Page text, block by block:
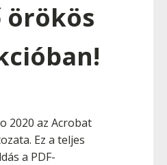
2020 az Acrobat
Ez a teljes
a PDF-